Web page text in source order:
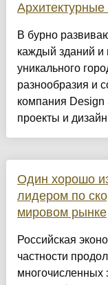
​В бурно
каждый зданий и
уникального
разнообразия и
компания Design
проекты и дизайн
Один хорошо
лидером по
мировом рынке
Российская
частности
многочисленных